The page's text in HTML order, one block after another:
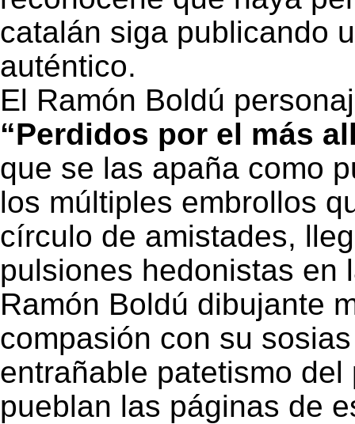
catalán siga publicando
auténtico.
El Ramón Boldú
“Perdidos por el más
que se las apaña como
los múltiples embrollos
círculo de amistades,
pulsiones hedonistas en
Ramón Boldú dibujante
compasión con su
entrañable patetismo
pueblan las páginas de